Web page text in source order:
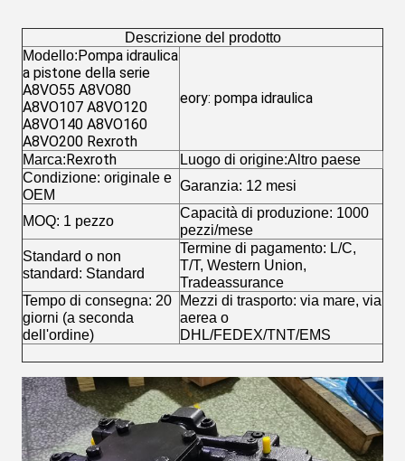
Descrizione del prodotto
Modello:Pompa idraulica
a pistone della serie
A8VO55 A8VO80
A8VO107 A8VO120
A8VO140 A8VO160
A8VO200 Rexroth
eory: pompa idraulica
Marca:Rexroth
Luogo di origine:Altro paese
Condizione: originale e
OEM
Garanzia: 12 mesi
MOQ: 1 pezzo
Capacità di produzione: 1000
pezzi/mese
Standard o non
standard: Standard
Termine di pagamento: L/C,
T/T, Western Union,
Tradeassurance
Tempo di consegna: 20
giorni (a seconda
dell'ordine)
Mezzi di trasporto: via mare, via
aerea o
DHL/FEDEX/TNT/EMS